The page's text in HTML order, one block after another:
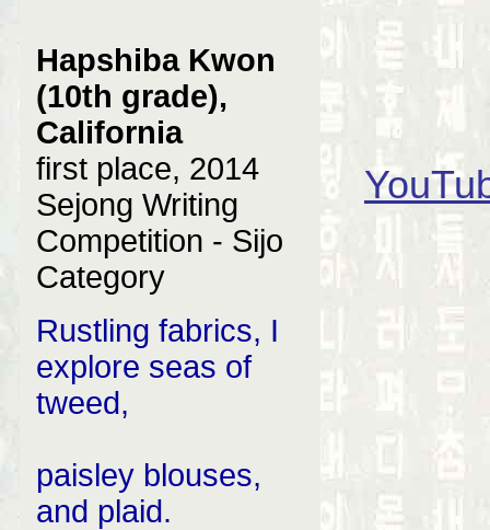
Hapshiba Kwon
(10th grade),
California
first place, 2014
Sejong Writing
Competition - Sijo
Category
Rustling fabrics, I
explore seas of
tweed,
paisley blouses,
and plaid.